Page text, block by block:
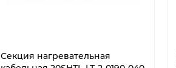
Секция нагревательная